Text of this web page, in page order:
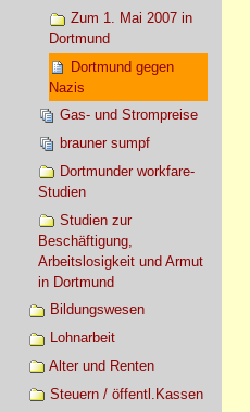
Zum 1. Mai 2007 in
Dortmund
Dortmund gegen
Nazis
Gas- und Strompreise
brauner sumpf
Dortmunder workfare-
Studien
Studien zur
Beschäftigung,
Arbeitslosigkeit und Armut
in Dortmund
Bildungswesen
Lohnarbeit
Alter und Renten
Steuern / öffentl.Kassen